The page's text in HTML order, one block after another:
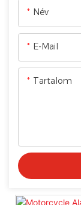
Név
E-Mail
Tartalom